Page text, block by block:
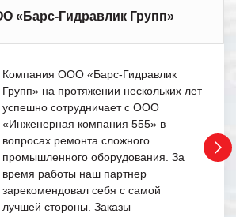
«Барс-Гидравлик Групп»
Компания ООО «Барс-Гидравлик
Групп» на протяжении нескольких лет
успешно сотрудничает с ООО
«Инженерная компания 555» в
вопросах ремонта сложного
промышленного оборудования. За
время работы наш партнер
зарекомендовал себя с самой
лучшей стороны. Заказы